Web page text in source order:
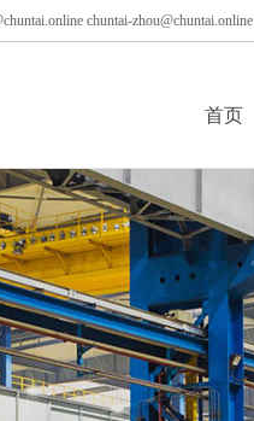
chuntai-zhou@chuntai.online
首页